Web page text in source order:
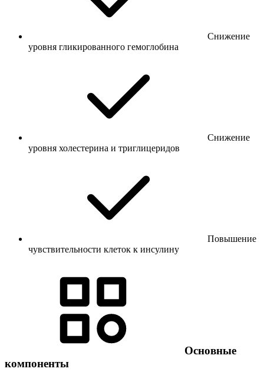
Снижение
уровня гликированного гемоглобина
Снижение
уровня холестерина и триглицеридов
Повышение
чувствительности клеток к инсулину
Основные
компоненты